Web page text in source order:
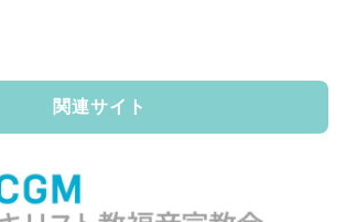
関連サイト